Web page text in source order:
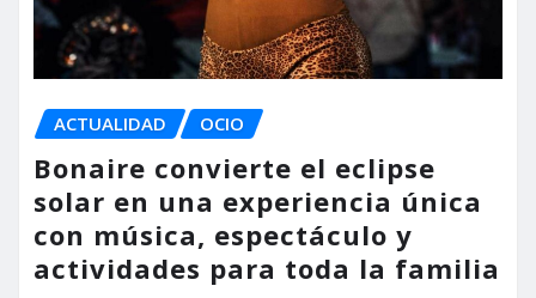
ACTUALIDAD OCIO
Bonaire convierte el eclipse
solar en una experiencia única
con música, espectáculo y
actividades para toda la familia